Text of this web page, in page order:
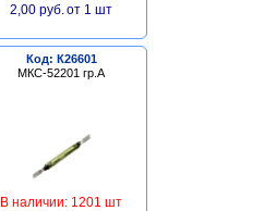
2,00 руб. от 1 шт
Код: К26601
МКС-52201 гр.А
В наличии: 1201 шт